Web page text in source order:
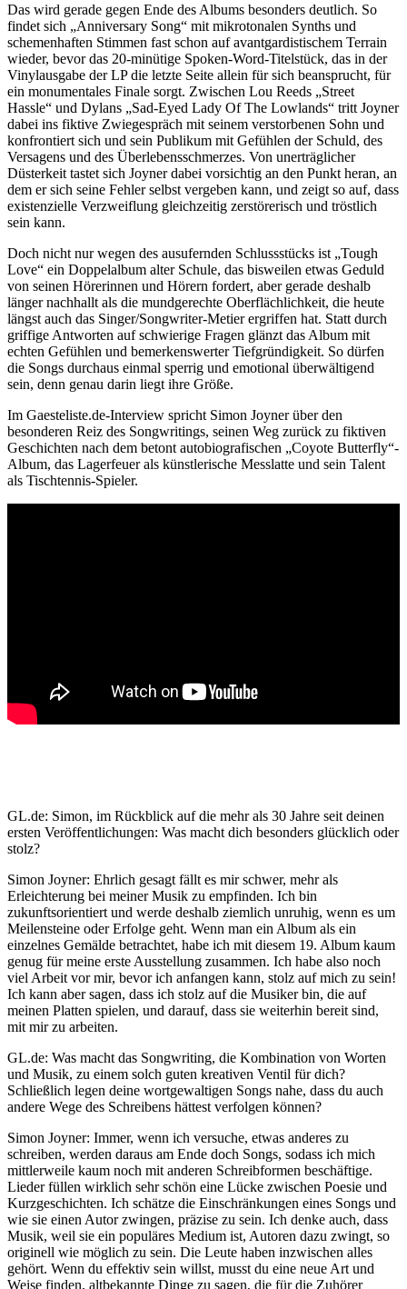
Das wird gerade gegen Ende des Albums besonders deutlich. So
findet sich „Anniversary Song“ mit mikrotonalen Synths und
schemenhaften Stimmen fast schon auf avantgardistischem Terrain
wieder, bevor das 20-minütige Spoken-Word-Titelstück, das in der
Vinylausgabe der LP die letzte Seite allein für sich beansprucht, für
ein monumentales Finale sorgt. Zwischen Lou Reeds „Street
Hassle“ und Dylans „Sad-Eyed Lady Of The Lowlands“ tritt Joyner
dabei ins fiktive Zwiegespräch mit seinem verstorbenen Sohn und
konfrontiert sich und sein Publikum mit Gefühlen der Schuld, des
Versagens und des Überlebensschmerzes. Von unerträglicher
Düsterkeit tastet sich Joyner dabei vorsichtig an den Punkt heran, an
dem er sich seine Fehler selbst vergeben kann, und zeigt so auf, dass
existenzielle Verzweiflung gleichzeitig zerstörerisch und tröstlich
sein kann.
Doch nicht nur wegen des ausufernden Schlussstücks ist „Tough
Love“ ein Doppelalbum alter Schule, das bisweilen etwas Geduld
von seinen Hörerinnen und Hörern fordert, aber gerade deshalb
länger nachhallt als die mundgerechte Oberflächlichkeit, die heute
längst auch das Singer/Songwriter-Metier ergriffen hat. Statt durch
griffige Antworten auf schwierige Fragen glänzt das Album mit
echten Gefühlen und bemerkenswerter Tiefgründigkeit. So dürfen
die Songs durchaus einmal sperrig und emotional überwältigend
sein, denn genau darin liegt ihre Größe.
Im Gaesteliste.de-Interview spricht Simon Joyner über den
besonderen Reiz des Songwritings, seinen Weg zurück zu fiktiven
Geschichten nach dem betont autobiografischen „Coyote Butterfly“-
Album, das Lagerfeuer als künstlerische Messlatte und sein Talent
als Tischtennis-Spieler.
GL.de: Simon, im Rückblick auf die mehr als 30 Jahre seit deinen
ersten Veröffentlichungen: Was macht dich besonders glücklich oder
stolz?
Simon Joyner: Ehrlich gesagt fällt es mir schwer, mehr als
Erleichterung bei meiner Musik zu empfinden. Ich bin
zukunftsorientiert und werde deshalb ziemlich unruhig, wenn es um
Meilensteine oder Erfolge geht. Wenn man ein Album als ein
einzelnes Gemälde betrachtet, habe ich mit diesem 19. Album kaum
genug für meine erste Ausstellung zusammen. Ich habe also noch
viel Arbeit vor mir, bevor ich anfangen kann, stolz auf mich zu sein!
Ich kann aber sagen, dass ich stolz auf die Musiker bin, die auf
meinen Platten spielen, und darauf, dass sie weiterhin bereit sind,
mit mir zu arbeiten.
GL.de: Was macht das Songwriting, die Kombination von Worten
und Musik, zu einem solch guten kreativen Ventil für dich?
Schließlich legen deine wortgewaltigen Songs nahe, dass du auch
andere Wege des Schreibens hättest verfolgen können?
Simon Joyner: Immer, wenn ich versuche, etwas anderes zu
schreiben, werden daraus am Ende doch Songs, sodass ich mich
mittlerweile kaum noch mit anderen Schreibformen beschäftige.
Lieder füllen wirklich sehr schön eine Lücke zwischen Poesie und
Kurzgeschichten. Ich schätze die Einschränkungen eines Songs und
wie sie einen Autor zwingen, präzise zu sein. Ich denke auch, dass
Musik, weil sie ein populäres Medium ist, Autoren dazu zwingt, so
originell wie möglich zu sein. Die Leute haben inzwischen alles
gehört. Wenn du effektiv sein willst, musst du eine neue Art und
Weise finden, altbekannte Dinge zu sagen, die für die Zuhörer